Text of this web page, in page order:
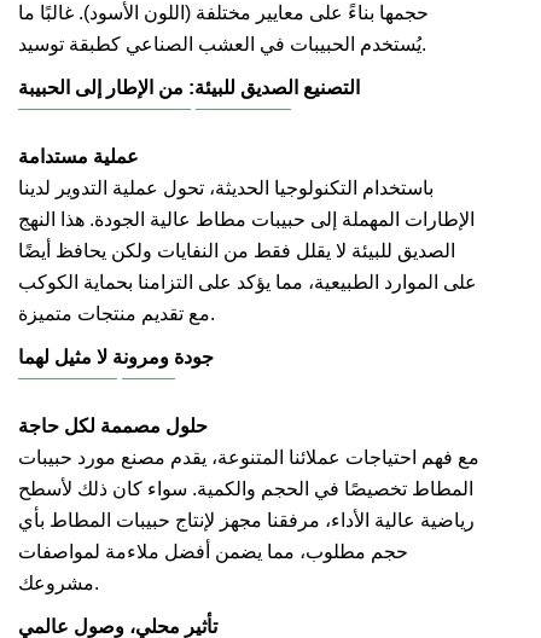
حجمها بناءً على معايير مختلفة (اللون الأسود). غالبًا ما
يُستخدم الحبيبات في العشب الصناعي كطبقة توسيد.
التصنيع الصديق للبيئة: من الإطار إلى الحبيبة
عملية مستدامة
باستخدام التكنولوجيا الحديثة، تحول عملية التدوير لدينا
الإطارات المهملة إلى حبيبات مطاط عالية الجودة. هذا النهج
الصديق للبيئة لا يقلل فقط من النفايات ولكن يحافظ أيضًا
على الموارد الطبيعية، مما يؤكد على التزامنا بحماية الكوكب
مع تقديم منتجات متميزة.
جودة ومرونة لا مثيل لهما
حلول مصممة لكل حاجة
مع فهم احتياجات عملائنا المتنوعة، يقدم مصنع مورد حبيبات
المطاط تخصيصًا في الحجم والكمية. سواء كان ذلك لأسطح
رياضية عالية الأداء، مرفقنا مجهز لإنتاج حبيبات المطاط بأي
حجم مطلوب، مما يضمن أفضل ملاءمة لمواصفات
مشروعك.
تأثير محلي، وصول عالمي